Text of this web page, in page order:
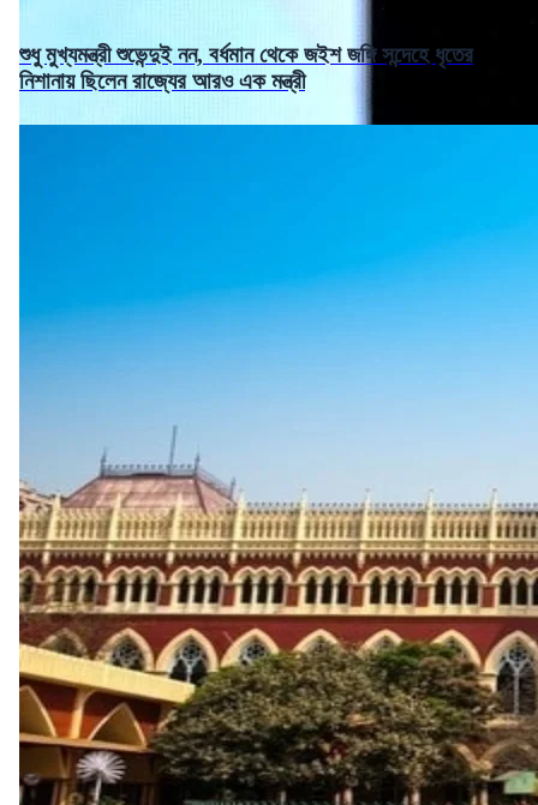
শুধু মুখ্যমন্ত্রী শুভেন্দুই নন, বর্ধমান থেকে জইশ জঙ্গি সন্দেহে ধৃতের
নিশানায় ছিলেন রাজ্যের আরও এক মন্ত্রী